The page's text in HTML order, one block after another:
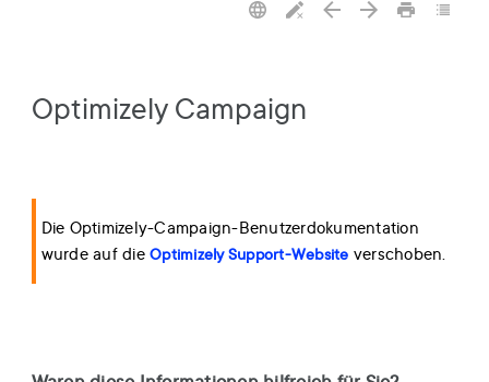
Optimizely Campaign
Die Optimizely-Campaign-Benutzerdokumentation
wurde auf dieOptimizely Support-Website verschoben.